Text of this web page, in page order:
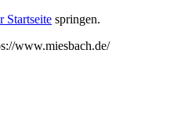
Startseite springen.
www.miesbach.de/